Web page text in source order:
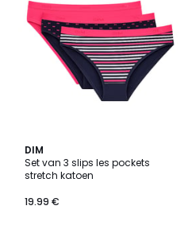
DIM
Set van 3 slips les pockets
stretch katoen
19.99 €
4.3
/ 5
5
Kleuren